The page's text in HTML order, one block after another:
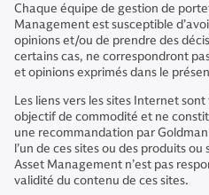
Chaque équipe de gestion de
Management est susceptible
opinions et/ou de prendre des
certains cas, ne correspondront
et opinions exprimés dans le
Les liens vers les sites Internet
objectif de commodité et ne
une recommandation par
l’un de ces sites ou des produits
Asset Management n’est pas
validité du contenu de ces sites.